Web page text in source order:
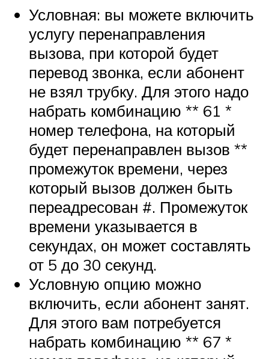
Условная: вы можете включить
услугу перенаправления
вызова, при которой будет
перевод звонка, если абонент
не взял трубку. Для этого надо
набрать комбинацию ** 61 *
номер телефона, на который
будет перенаправлен вызов **
промежуток времени, через
который вызов должен быть
переадресован #. Промежуток
времени указывается в
секундах, он может составлять
от 5 до 30 секунд.
Условную опцию можно
включить, если абонент занят.
Для этого вам потребуется
набрать комбинацию ** 67 *